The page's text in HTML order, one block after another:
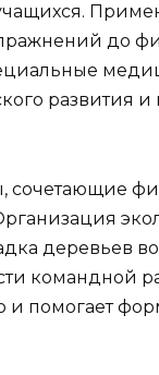
до
развития
сочетающие
деревьев
командной
и помогает